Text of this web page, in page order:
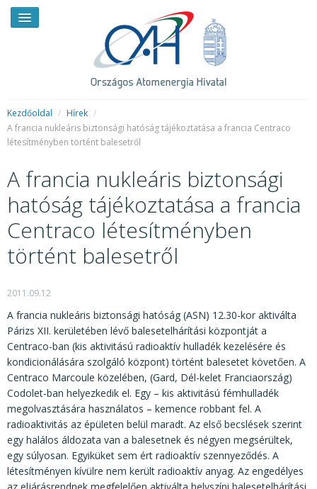
HÍREK
RENDKÍVÜLI HÍREK
SAJTÓSZOBA
HIRDETMÉNYEK
BEMUTATKOZÁS
FELADATOK
KÖZÉRDEKŰ ADATOK
JOGI SZABÁLYOZÁS, ÚTMUTATÓK
KIADVÁNYOK, JELENTÉSEK
NYOMTATVÁNYOK, SZOFTVEREK
E-ÜGYINTÉZÉS
Kezdőoldal / Hírek /
A francia nukleáris biztonsági hatóság tájékoztatása a francia Centraco
létesítményben történt balesetről
A francia nukleáris biztonsági
hatóság tájékoztatása a francia
Centraco létesítményben
történt balesetről
2011.09.12
A francia nukleáris biztonsági hatóság (ASN) 12.30-kor aktiválta
Párizs XII. kerületében lévő balesetelhárítási központját a
Centraco-ban (kis aktivitású radioaktív hulladék kezelésére és
kondicionálására szolgáló központ) történt balesetet követően. A
Centraco Marcoule közelében, (Gard, Dél-kelet Franciaország)
Codolet-ban helyezkedik el. Egy – kis aktivitású fémhulladék
megolvasztására használatos – kemence robbant fel. A
radioaktivitás az épületen belül maradt. Az első becslések szerint
egy halálos áldozata van a balesetnek és négyen megsérültek,
egy súlyosan. Egyiküket sem ért radioaktív szennyeződés. A
létesítményen kívülre nem került radioaktív anyag. Az engedélyes